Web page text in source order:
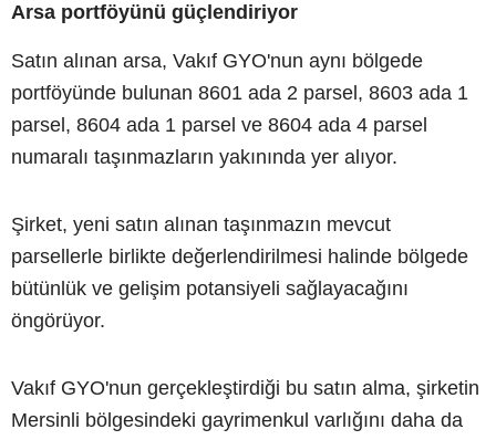
Arsa portföyünü güçlendiriyor
Satın alınan arsa, Vakıf GYO'nun aynı bölgede
portföyünde bulunan 8601 ada 2 parsel, 8603 ada 1
parsel, 8604 ada 1 parsel ve 8604 ada 4 parsel
numaralı taşınmazların yakınında yer alıyor.
Şirket, yeni satın alınan taşınmazın mevcut
parsellerle birlikte değerlendirilmesi halinde bölgede
bütünlük ve gelişim potansiyeli sağlayacağını
öngörüyor.
Vakıf GYO'nun gerçekleştirdiği bu satın alma, şirketin
Mersinli bölgesindeki gayrimenkul varlığını daha da